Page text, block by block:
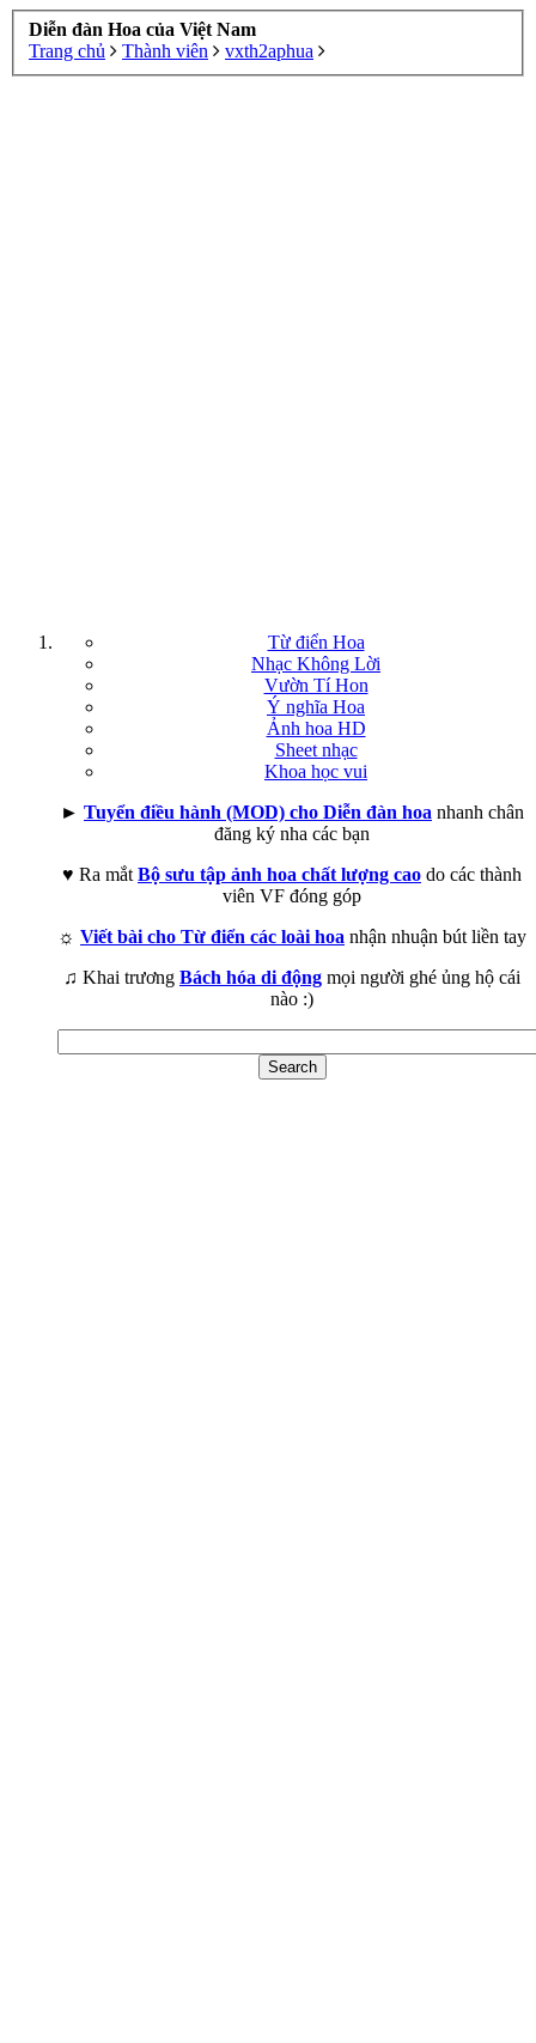
Diễn đàn Hoa của Việt Nam
Trang chủ
Thành viên vxth2aphua
Từ điển Hoa
Nhạc Không Lời
Vườn Tí Hon
Ý nghĩa Hoa
Ảnh hoa HD
Sheet nhạc
Khoa học vui
► Tuyển điều hành (MOD) cho Diễn đàn hoa nhanh chân
đăng ký nha các bạn
♥ Ra mắt Bộ sưu tập ảnh hoa chất lượng cao do các thành
viên VF đóng góp
☼ Viết bài cho Từ điển các loài hoa nhận nhuận bút liền tay
♫ Khai trương Bách hóa di động mọi người ghé ủng hộ cái
nào :)